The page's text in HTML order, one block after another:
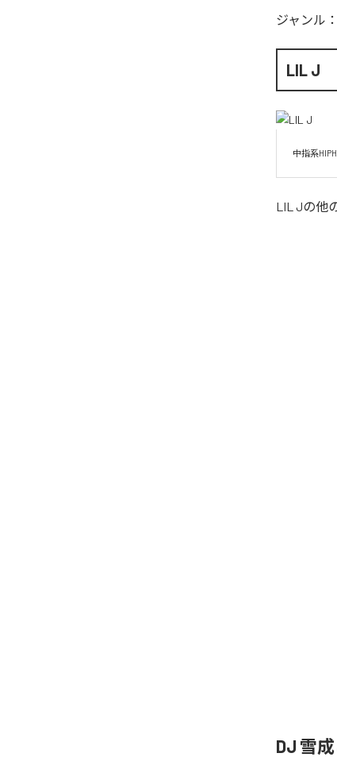
ジャンル：
LIL J
中指系
LIL Jの他
DJ 雪